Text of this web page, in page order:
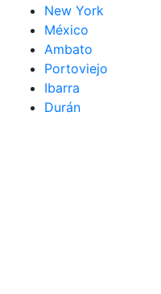
New York
México
Ambato
Portoviejo
Ibarra
Durán